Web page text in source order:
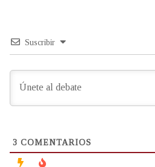
Suscribir
3 COMENTARIOS